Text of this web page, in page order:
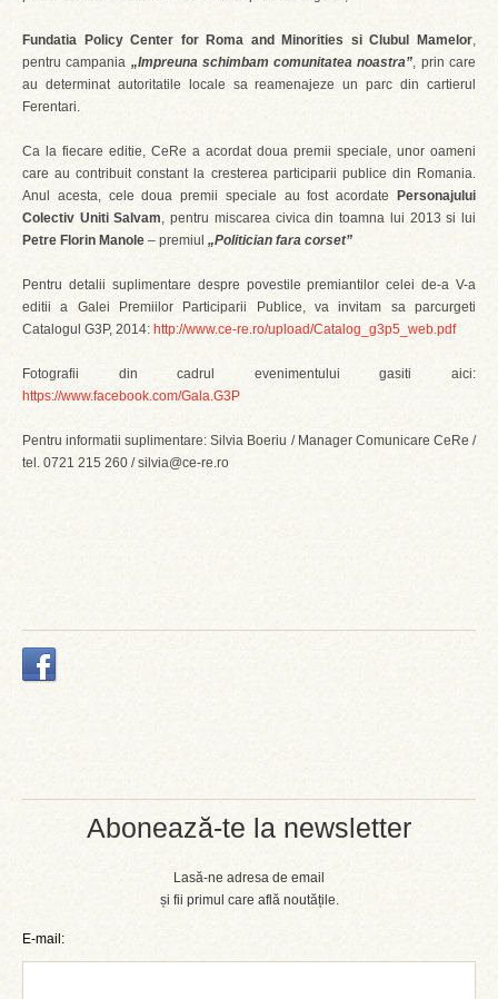
Abonează-te la newsletter
Lasă-ne adresa de email
și fii primul care află noutățile.
E-mail:
Fundatia Policy Center for Roma and Minorities si Clubul Mamelor,
pentru campania „Impreuna schimbam comunitatea noastra”, prin care
au determinat autoritatile locale sa reamenajeze un parc din cartierul
Ferentari.
Ca la fiecare editie, CeRe a acordat doua premii speciale, unor oameni
care au contribuit constant la cresterea participarii publice din Romania.
Anul acesta, cele doua premii speciale au fost acordate Personajului
Colectiv Uniti Salvam, pentru miscarea civica din toamna lui 2013 si lui
Petre Florin Manole – premiul „Politician fara corset”
Pentru detalii suplimentare despre povestile premiantilor celei de-a V-a
editii a Galei Premiilor Participarii Publice, va invitam sa parcurgeti
Catalogul G3P, 2014: http://www.ce-re.ro/upload/Catalog_g3p5_web.pdf
Fotografii din cadrul evenimentului gasiti aici:
https://www.facebook.com/Gala.G3P
Pentru informatii suplimentare: Silvia Boeriu / Manager Comunicare CeRe /
tel. 0721 215 260 / silvia@ce-re.ro